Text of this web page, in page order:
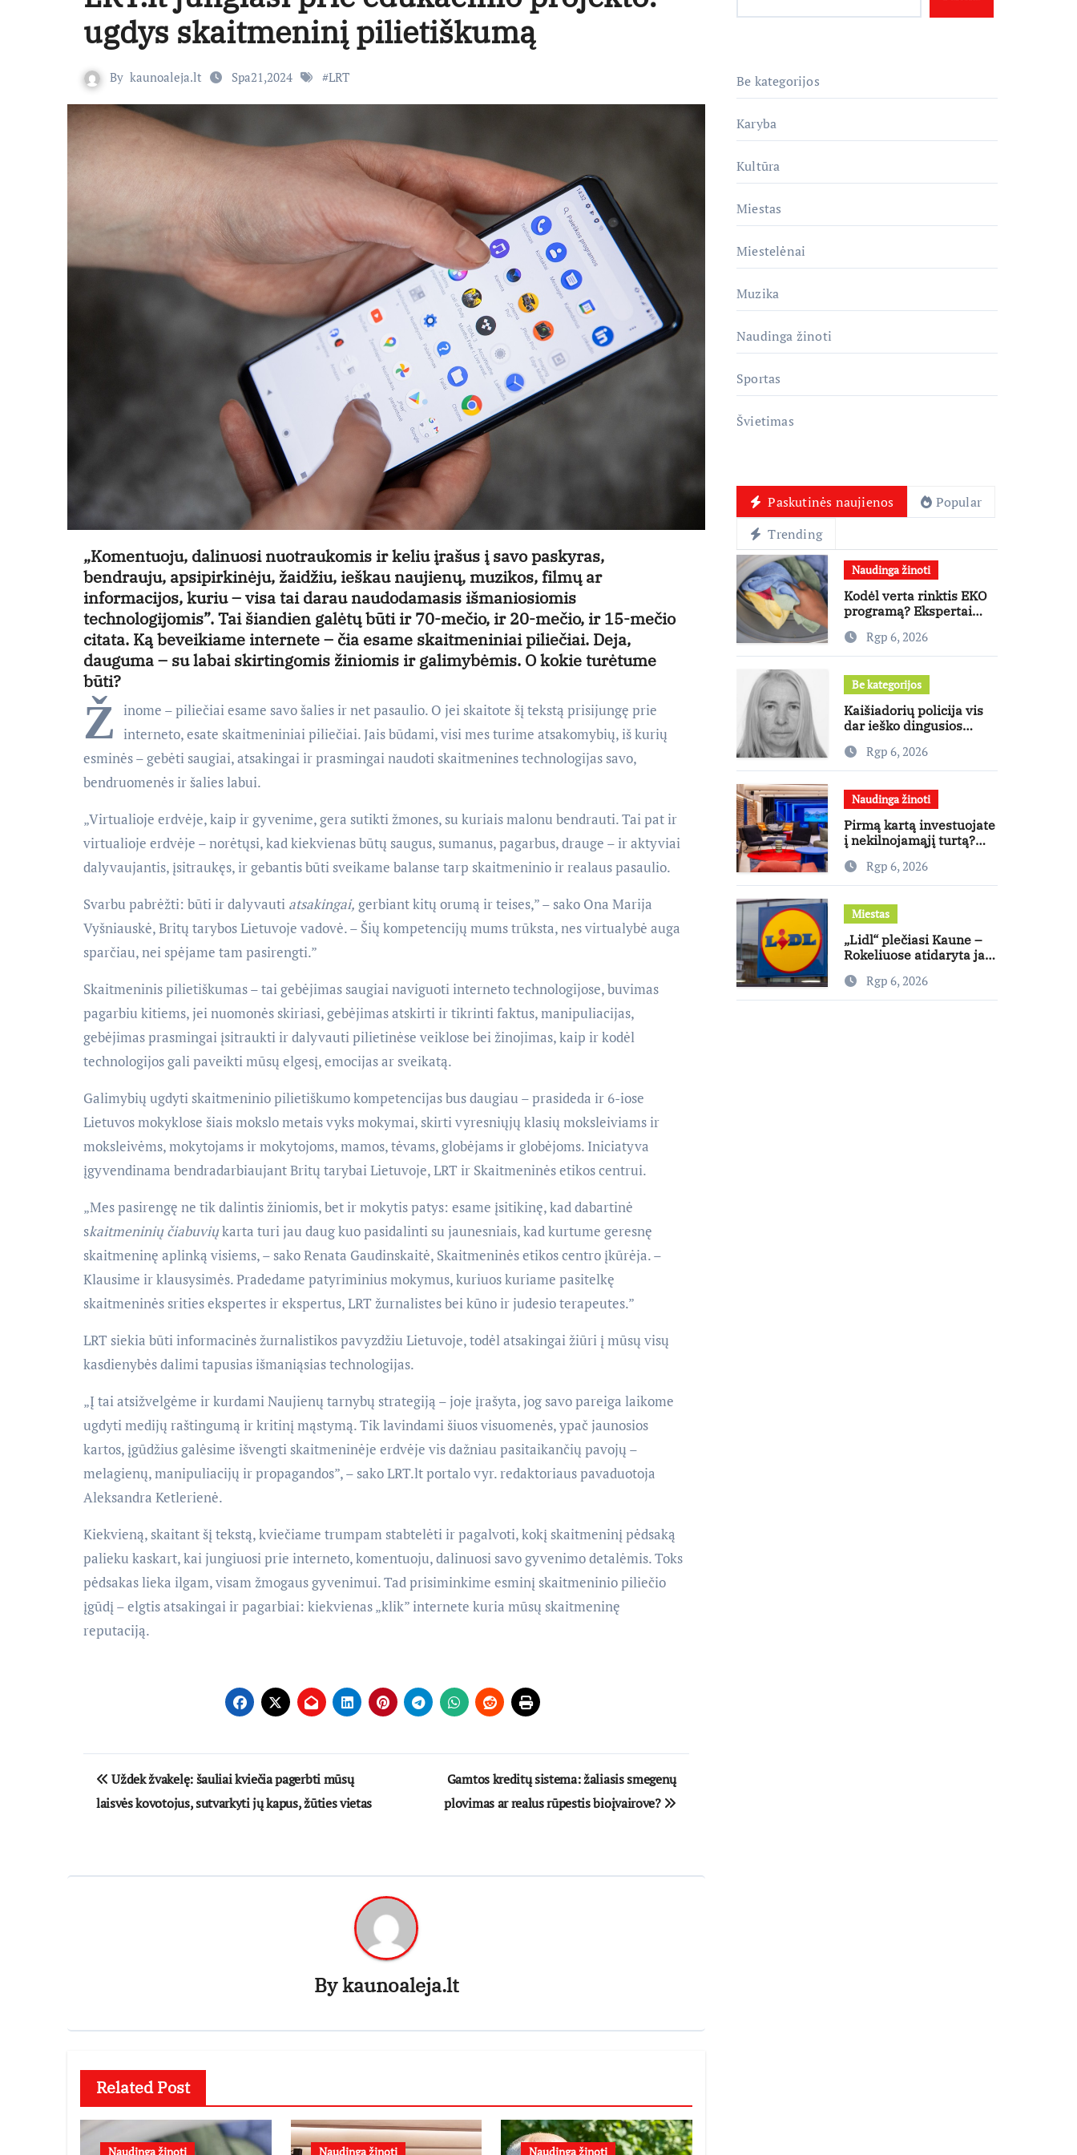
ugdys skaitmeninį pilietiškumą
By kaunoaleja.lt Spa21,2024 #LRT
„Komentuoju, dalinuosi nuotraukomis ir keliu įrašus į savo paskyras,
bendrauju, apsipirkinėju, žaidžiu, ieškau naujienų, muzikos, filmų ar
informacijos, kuriu – visa tai darau naudodamasis išmaniosiomis
technologijomis”. Tai šiandien galėtų būti ir 70-mečio, ir 20-mečio, ir 15-mečio
citata. Ką beveikiame internete – čia esame skaitmeniniai piliečiai. Deja,
dauguma – su labai skirtingomis žiniomis ir galimybėmis. O kokie turėtume
būti?
Ž
inome – piliečiai esame savo šalies ir net pasaulio. O jei skaitote šį tekstą prisijungę prie
interneto, esate skaitmeniniai piliečiai. Jais būdami, visi mes turime atsakomybių, iš kurių
esminės – gebėti saugiai, atsakingai ir prasmingai naudoti skaitmenines technologijas savo,
bendruomenės ir šalies labui.
„Virtualioje erdvėje, kaip ir gyvenime, gera sutikti žmones, su kuriais malonu bendrauti. Tai pat ir
virtualioje erdvėje – norėtųsi, kad kiekvienas būtų saugus, sumanus, pagarbus, drauge – ir aktyviai
dalyvaujantis, įsitraukęs, ir gebantis būti sveikame balanse tarp skaitmeninio ir realaus pasaulio.
Svarbu pabrėžti: būti ir dalyvauti atsakingai, gerbiant kitų orumą ir teises,” – sako Ona Marija
Vyšniauskė, Britų tarybos Lietuvoje vadovė. – Šių kompetencijų mums trūksta, nes virtualybė auga
sparčiau, nei spėjame tam pasirengti.”
Skaitmeninis pilietiškumas – tai gebėjimas saugiai naviguoti interneto technologijose, buvimas
pagarbiu kitiems, jei nuomonės skiriasi, gebėjimas atskirti ir tikrinti faktus, manipuliacijas,
gebėjimas prasmingai įsitraukti ir dalyvauti pilietinėse veiklose bei žinojimas, kaip ir kodėl
technologijos gali paveikti mūsų elgesį, emocijas ar sveikatą.
Galimybių ugdyti skaitmeninio pilietiškumo kompetencijas bus daugiau – prasideda ir 6-iose
Lietuvos mokyklose šiais mokslo metais vyks mokymai, skirti vyresniųjų klasių moksleiviams ir
moksleivėms, mokytojams ir mokytojoms, mamos, tėvams, globėjams ir globėjoms. Iniciatyva
įgyvendinama bendradarbiaujant Britų tarybai Lietuvoje, LRT ir Skaitmeninės etikos centrui.
„Mes pasirengę ne tik dalintis žiniomis, bet ir mokytis patys: esame įsitikinę, kad dabartinė
skaitmeninių čiabuviųkarta turi jau daug kuo pasidalinti su jaunesniais, kad kurtume geresnę
skaitmeninę aplinką visiems, – sako Renata Gaudinskaitė, Skaitmeninės etikos centro įkūrėja. –
Klausime ir klausysimės. Pradedame patyriminius mokymus, kuriuos kuriame pasitelkę
skaitmeninės srities ekspertes ir ekspertus, LRT žurnalistes bei kūno ir judesio terapeutes.”
LRT siekia būti informacinės žurnalistikos pavyzdžiu Lietuvoje, todėl atsakingai žiūri į mūsų visų
kasdienybės dalimi tapusias išmaniąsias technologijas.
„Į tai atsižvelgėme ir kurdami Naujienų tarnybų strategiją – joje įrašyta, jog savo pareiga laikome
ugdyti medijų raštingumą ir kritinį mąstymą. Tik lavindami šiuos visuomenės, ypač jaunosios
kartos, įgūdžius galėsime išvengti skaitmeninėje erdvėje vis dažniau pasitaikančių pavojų –
melagienų, manipuliacijų ir propagandos”, – sako LRT.lt portalo vyr. redaktoriaus pavaduotoja
Aleksandra Ketlerienė.
Kiekvieną, skaitant šį tekstą, kviečiame trumpam stabtelėti ir pagalvoti, kokį skaitmeninį pėdsaką
palieku kaskart, kai jungiuosi prie interneto, komentuoju, dalinuosi savo gyvenimo detalėmis. Toks
pėdsakas lieka ilgam, visam žmogaus gyvenimui. Tad prisiminkime esminį skaitmeninio piliečio
įgūdį – elgtis atsakingai ir pagarbiai: kiekvienas „klik” internete kuria mūsų skaitmeninę
reputaciją.
Navigacija
tarp
Uždek žvakelę: šauliai kviečia pagerbti mūsų
laisvės kovotojus, sutvarkyti jų kapus, žūties vietas
Gamtos kreditų sistema: žaliasis smegenų
plovimas ar realus rūpestis bioįvairove?
Bykaunoaleja.lt
Related Post
Naudinga žinoti Naudinga žinoti Naudinga žinoti
Be kategorijos
Karyba
Kultūra
Miestas
Miestelėnai
Muzika
Naudinga žinoti
Sportas
Švietimas
Paskutinės naujienos
Popular
Trending
Naudinga žinoti
Kodėl verta rinktis EKO
programą? Ekspertai
mitusRgp 6, 2026
Be kategorijos
Kaišiadorių policija vis
dar ieško dingusios
Rgp 6, 2026
Naudinga žinoti
Pirmą kartą investuojate
į nekilnojamąjį turtą?
pasirinkti būstą, kuris
generuos grąžą
Rgp 6, 2026
Miestas
„Lidl“ plečiasi Kaune –
Rokeliuose atidaryta jau
miesteRgp 6, 2026